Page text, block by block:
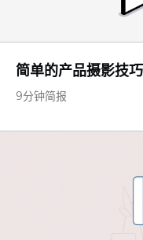
简单的产品摄影技
9分钟简报